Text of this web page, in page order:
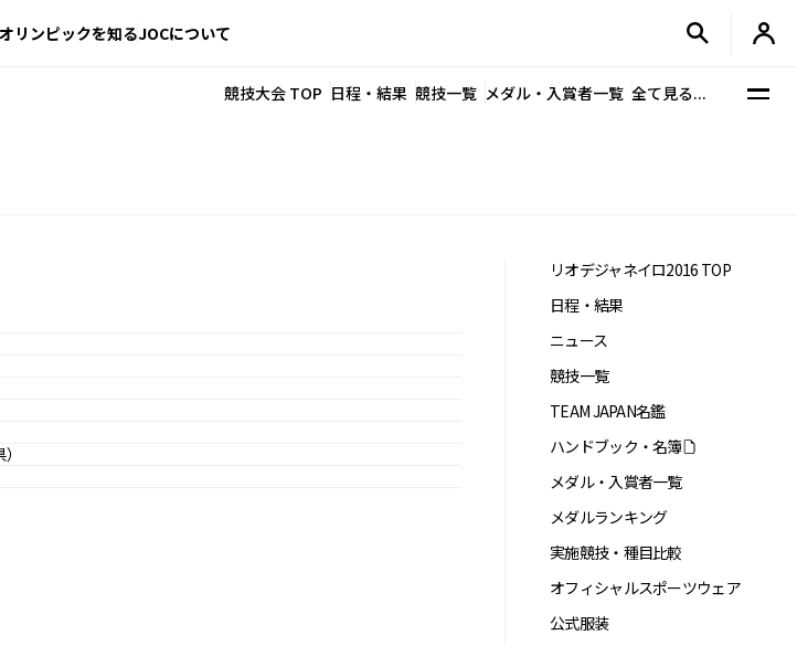
オリンピックを知るJOCについて
競技大会 TOP 日程・結果 競技一覧 メダル・入賞者一覧 全て見る...
リオデジャネイロ2016 TOP
日程・結果
ニュース
競技一覧
TEAM JAPAN名鑑
ハンドブック・名簿
メダル・入賞者一覧
メダルランキング
実施競技・種目比較
オフィシャルスポーツウェア
公式服装